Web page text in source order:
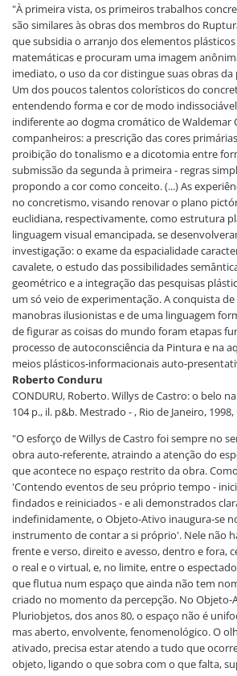
"À primeira vista, os primeiros trabalhos
são similares às obras dos membros do
que subsidia o arranjo dos elementos
matemáticas e procuram uma imagem
imediato, o uso da cor distingue suas obras
Um dos poucos talentos colorísticos do
entendendo forma e cor de modo
indiferente ao dogma cromático de Waldemar
companheiros: a prescrição das cores
proibição do tonalismo e a dicotomia entre
submissão da segunda à primeira - regras
propondo a cor como conceito. (...) As
no concretismo, visando renovar o plano
euclidiana, respectivamente, como estrutura
linguagem visual emancipada, se
investigação: o exame da espacialidade
cavalete, o estudo das possibilidades
geométrico e a integração das pesquisas
um só veio de experimentação. A conquista
manobras ilusionistas e de uma linguagem
de figurar as coisas do mundo foram etapas
processo de autoconsciência da Pintura e na
meios plásticos-informacionais auto-
Roberto Conduru
CONDURU, Roberto. Willys de Castro: o belo
104 p., il. p&b. Mestrado - , Rio de Janeiro, 1998,
"O esforço de Willys de Castro foi sempre no
obra auto-referente, atraindo a atenção do
que acontece no espaço restrito da obra.
'Contendo eventos de seu próprio tempo -
findados e reiniciados - e ali demonstrados
indefinidamente, o Objeto-Ativo inaugura-se
instrumento de contar a si próprio'. Nele não
frente e verso, direito e avesso, dentro e fora,
o real e o virtual, e, no limite, entre o
que flutua num espaço que ainda não tem
criado no momento da percepção. No Objeto-
Pluriobjetos, dos anos 80, o espaço não é
mas aberto, envolvente, fenomenológico. O
ativado, precisa estar atendo a tudo que
objeto, ligando o que sobra com o que falta,